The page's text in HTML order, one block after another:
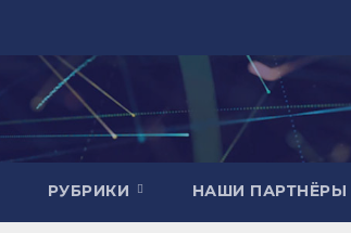
РУБРИКИ НАШИ ПАРТНЁРЫ